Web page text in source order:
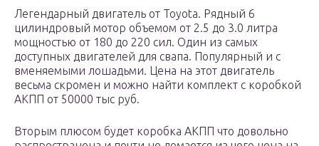
Легендарный двигатель от Toyota. Рядный 6
цилиндровый мотор объемом от 2.5 до 3.0 литра
мощностью от 180 до 220 сил. Один из самых
доступных двигателей для свапа. Популярный и с
вменяемыми лошадьми. Цена на этот двигатель
весьма скромен и можно найти комплект с коробкой
АКПП от 50000 тыс руб.
Вторым плюсом будет коробка АКПП что довольно